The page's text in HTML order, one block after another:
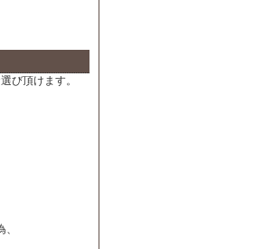
び頂けます。